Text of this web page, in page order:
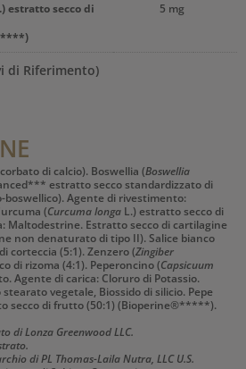
estratto secco di
5 mg
di Riferimento)
di calcio). Boswellia (Boswellia
estratto secco standardizzato di
boswellico). Agente di rivestimento:
(Curcuma longa L.) estratto secco di
Maltodestrine. Estratto secco di cartilagine
non denaturato di tipo II). Salice bianco
corteccia (5:1). Zenzero (Zingiber
di rizoma (4:1). Peperoncino (Capsicuum
Agente di carica: Cloruro di Potassio.
vegetale, Biossido di silicio. Pepe
secco di frutto (50:1) (Bioperine®*****).
di Lonza Greenwood LLC.
di PL Thomas-Laila Nutra, LLC U.S.